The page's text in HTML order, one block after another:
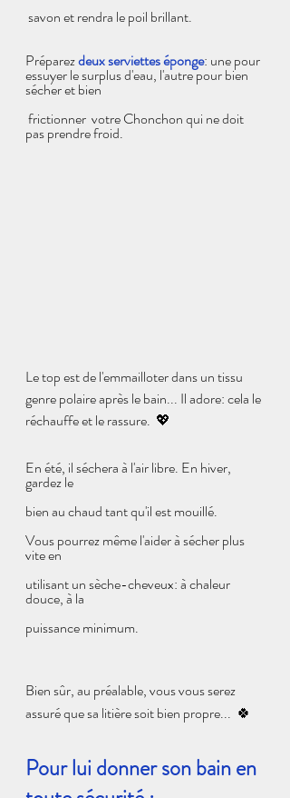
savon et rendra le poil brillant.
Préparez deux serviettes éponge: une pour
essuyer le surplus d'eau, l'autre pour bien
sécher et bien
pas prendre froid.
Le top est de l'emmailloter dans un tissu
genre polaire après le bain... Il adore: cela le
réchauffe et le rassure. 💖
En été, il séchera à l'air libre. En hiver,
gardez le
bien au chaud tant qu'il est mouillé.
Vous pourrez même l'aider à sécher plus
vite en
utilisant un sèche-cheveux: à chaleur
douce, à la
puissance minimum.
Bien sûr, au préalable, vous vous serez
assuré que sa litière soit bien propre... 🍀
Pour lui donner son bain en